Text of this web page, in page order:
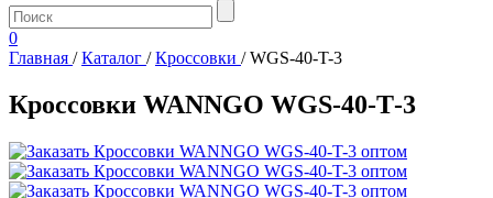
0
Главная / Каталог / Кроссовки / WGS-40-T-3
Кроссовки WANNGO WGS‑40‑T‑3